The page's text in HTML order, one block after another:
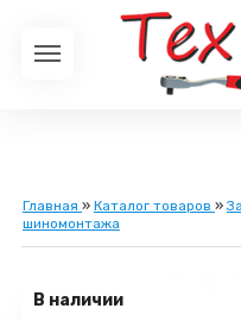
Главная » Каталог товаров »
шиномонтажа
В наличии